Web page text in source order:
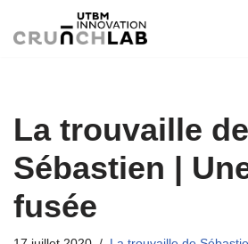
Aller
La trouvaille de
Sébastien |
fusée